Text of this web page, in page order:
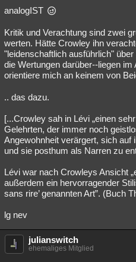
analogIST
Kritik und Verachtung sind zwei
werten. Hätte Crowley ihn
"leidenschaftlich ausführlich"
die Wertungen darüber--liegen
orientiere mich an keinem von
.. das dazu.
[...Crowley sah in Lévi „einen
Gelehrten, der immer noch
Angewohnheit verärgert, sich auf
und sie posthum als Narren zu
Lévi war nach Crowleys Ansicht
außerdem ein hervorragender
sans rire’ genannten Art”. (Buch
lg nev
julianswitch
ehemaliges Mitglied